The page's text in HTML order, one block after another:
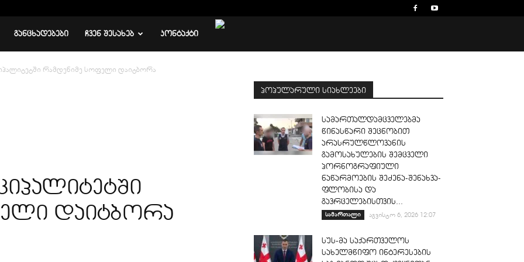
ᲒᲐᲜᲪᲮᲐᲓᲔᲑᲔᲑᲘ ᲩᲕᲔᲜ ᲨᲔᲡᲐᲮᲔᲑ ᲙᲝᲜᲢᲐᲥᲢᲘ
რამდენიმე სოფელი დაიტბორა
დაიტბორა
პოპულარული სიახლეები
სამართალდამცველებმა
წინასწარი შეცნობით
არასრულწლოვანის
გამოსახულების შემცველი
პორნოგრაფიული
ნაწარმოების შეძენა-შენახვა-
ფლობისა და
გავრცელებისთვის...
სამართალი აგვისტო 6, 2026 12:07
სუს-მა საქართველოს
სახელმწიფო ინტერესების